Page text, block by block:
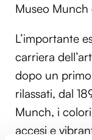
Museo Munch
L’importante
carriera
dopo un
rilassati, dal
Munch, i
accesi e